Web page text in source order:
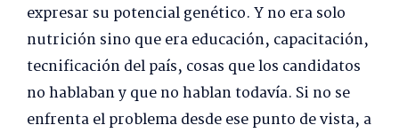
expresar su potencial genético. Y no era solo
nutrición sino que era educación, capacitación,
tecnificación del país, cosas que los candidatos
no hablaban y que no hablan todavía. Si no se
enfrenta el problema desde ese punto de vista, a